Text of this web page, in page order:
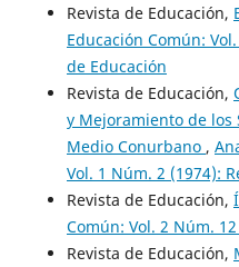
Revista de Educación,
Educación Común:
de Educación
Revista de Educación,
y Mejoramiento de los
Medio Conurbano ,
Vol. 1 Núm. 2 (1974):
Revista de Educación,
Común: Vol. 2 Núm.
Revista de Educación,